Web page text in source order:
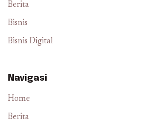
Berita
Bisnis
Bisnis Digital
Navigasi
Home
Berita